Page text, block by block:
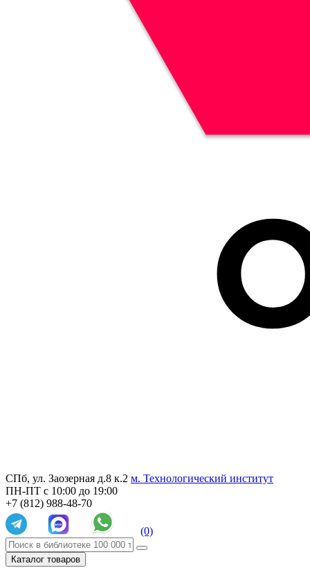
СПб, ул. Заозерная д.8 к.2 м. Технологический институт
ПН-ПТ с 10:00 до 19:00
+7 (812) 988-48-70
(0)
Каталог товаров